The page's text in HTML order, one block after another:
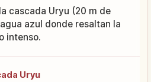
cascada Uryu (20 m de
azul donde resaltan la
intenso.
Uryu